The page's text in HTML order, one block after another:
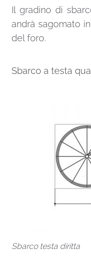
Il gradino di
andrà sagomato
del foro.
Sbarco a testa
Sbarco testa diritta